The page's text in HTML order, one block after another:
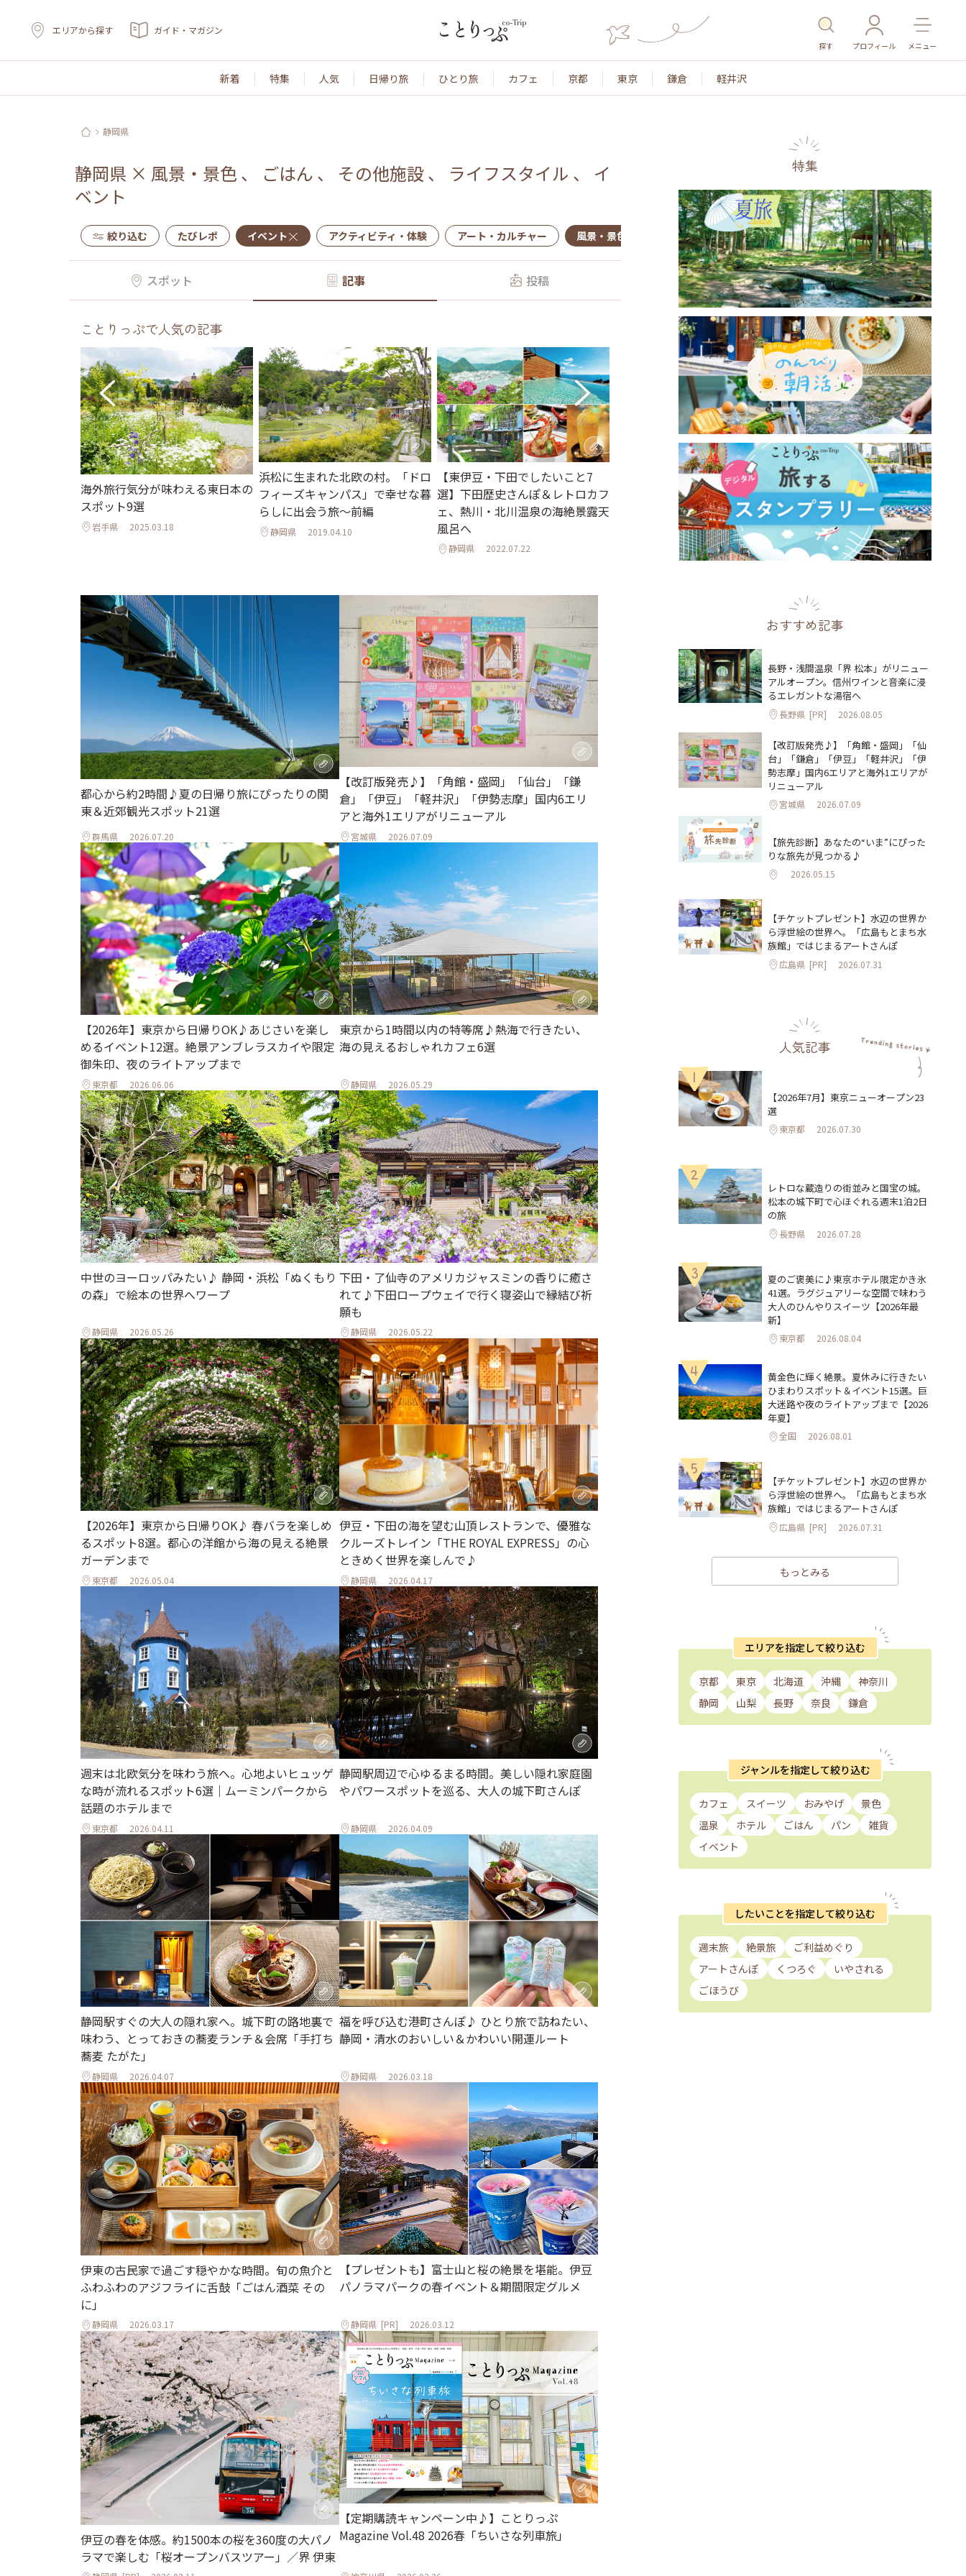
エリアから探す ガイド・マガジン
探す プロフィール メニュー
新着 特集 人気 日帰り旅 ひとり旅 カフェ 京都 東京 鎌倉 軽井沢
静岡県
静岡県 × 風景・景色 、 ごはん 、 その他施設、 ライフスタイル 、 イ
ベント
絞り込む たびレポ イベント アクティビティ・体験 アート・カルチャー 風景・景色 名所・旧跡 温泉・スパ その他施設 ごはん
スポット 記事 投稿
ことりっぷで人気の記事
海外旅行気分が味わえる東日本の
スポット9選
岩手県 2025.03.18
浜松に生まれた北欧の村。「ドロ
フィーズキャンパス」で幸せな暮
らしに出会う旅～前編
静岡県 2019.04.10
【東伊豆・下田でしたいこと7
選】下田歴史さんぽ＆レトロカフ
ェ、熱川・北川温泉の海絶景露天
風呂へ
静岡県 2022.07.22
中世のヨーロッパみたい♪ 静
岡・浜松「ぬくもりの森」で絵本
の世界へワープ
2026.05.26
都心から約2時間♪夏の日帰り旅にぴったりの関
東＆近郊観光スポット21選
群馬県 2026.07.20
【改訂版発売♪】「角館・盛岡」「仙台」「鎌
倉」「伊豆」「軽井沢」「伊勢志摩」国内6エリ
アと海外1エリアがリニューアル
宮城県 2026.07.09
【2026年】東京から日帰りOK♪あじさいを楽し
めるイベント12選。絶景アンブレラスカイや限定
御朱印、夜のライトアップまで
東京都 2026.06.06
東京から1時間以内の特等席♪熱海で行きたい、
海の見えるおしゃれカフェ6選
静岡県 2026.05.29
中世のヨーロッパみたい♪ 静岡・浜松「ぬくもり
の森」で絵本の世界へワープ
静岡県 2026.05.26
下田・了仙寺のアメリカジャスミンの香りに癒さ
れて♪下田ロープウェイで行く寝姿山で縁結び祈
願も
静岡県 2026.05.22
【2026年】東京から日帰りOK♪ 春バラを楽しめ
るスポット8選。都心の洋館から海の見える絶景
ガーデンまで
東京都 2026.05.04
伊豆・下田の海を望む山頂レストランで、優雅な
クルーズトレイン「THE ROYAL EXPRESS」の心
ときめく世界を楽しんで♪
静岡県 2026.04.17
週末は北欧気分を味わう旅へ。心地よいヒュッゲ
な時が流れるスポット6選｜ムーミンパークから
話題のホテルまで
東京都 2026.04.11
静岡駅周辺で心ゆるまる時間。美しい隠れ家庭園
やパワースポットを巡る、大人の城下町さんぽ
静岡県 2026.04.09
静岡駅すぐの大人の隠れ家へ。城下町の路地裏で
味わう、とっておきの蕎麦ランチ＆会席「手打ち
蕎麦 たがた」
静岡県 2026.04.07
福を呼び込む港町さんぽ♪ ひとり旅で訪ねたい、
静岡・清水のおいしい＆かわいい開運ルート
静岡県 2026.03.18
伊東の古民家で過ごす穏やかな時間。旬の魚介と
ふわふわのアジフライに舌鼓「ごはん酒菜 その
に」
静岡県 2026.03.17
【プレゼントも】富士山と桜の絶景を堪能。伊豆
パノラマパークの春イベント＆期間限定グルメ
静岡県 [PR] 2026.03.12
伊豆の春を体感。約1500本の桜を360度の大パノ
ラマで楽しむ「桜オープンバスツアー」／界 伊東
【定期購読キャンペーン中♪】ことりっぷ
Magazine Vol.48 2026春「ちいさな列車旅」
特集
おすすめ記事
長野・浅間温泉「界 松本」がリニュー
アルオープン。信州ワインと音楽に浸
るエレガントな湯宿へ
長野県 [PR] 2026.08.05
【改訂版発売♪】「角館・盛岡」「仙
台」「鎌倉」「伊豆」「軽井沢」「伊
勢志摩」国内6エリアと海外1エリアが
リニューアル
宮城県 2026.07.09
【旅先診断】あなたの“いま”にぴった
りな旅先が見つかる♪
2026.05.15
【チケットプレゼント】水辺の世界か
ら浮世絵の世界へ。「広島もとまち水
族館」ではじまるアートさんぽ
広島県 [PR] 2026.07.31
人気記事
1
【2026年7月】東京ニューオープン23
選
東京都 2026.07.30
2
レトロな蔵造りの街並みと国宝の城。
松本の城下町で心ほぐれる週末1泊2日
の旅
長野県 2026.07.28
3
夏のご褒美に♪東京ホテル限定かき氷
41選。ラグジュアリーな空間で味わう
大人のひんやりスイーツ【2026年最
新】
東京都 2026.08.04
4
黄金色に輝く絶景。夏休みに行きたい
ひまわりスポット＆イベント15選。巨
大迷路や夜のライトアップまで【2026
年夏】
全国 2026.08.01
5
【チケットプレゼント】水辺の世界か
ら浮世絵の世界へ。「広島もとまち水
族館」ではじまるアートさんぽ
広島県 [PR] 2026.07.31
もっとみる
エリアを指定して絞り込む
京都 東京 北海道 沖縄
神奈川
静岡
山梨 長野 奈良 鎌倉
ジャンルを指定して絞り込む
カフェ スイーツ おみやげ
景色
温泉
ホテル ごはん パン
雑貨
イベント
したいことを指定して絞り込む
週末旅 絶景旅
ご利益めぐり
アートさんぽ
くつろぐ
いやされる
ごほうび